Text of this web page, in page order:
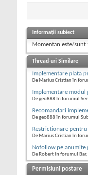
Informații subiect
Momentan este/sunt
Thread-uri Similare
Implementare plata
De Marius Cristian în
Implementare
De geo888 în forumul
Recomandari
De geo888 în forumul
Restrictionare
De Marius Cristian în
Nofollow pe anumite
De Robert în forumul
Permisiuni postare